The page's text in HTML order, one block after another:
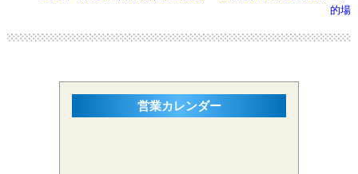
的場
営業カレンダー